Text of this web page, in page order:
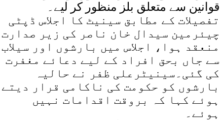
قوانین سے متعلق بلز منظور کر لیے۔
تفصیلات کے مطابق سینیٹ کا اجلاس ڈپٹی
چیئرمین سیدال خان ناصر کی زیر صدارت
منعقد ہوا، اجلاس میں بارشوں اور سیلاب
سے جاں بحق افراد کے لیے دعائے مغفرت
کی گئی۔سینیٹرعلی ظفر نے حالیہ
بارشوں کو حکومت کی ناکامی قرار دیتے
ہوئے کہا کہ بروقت اقدامات نہیں
ہوئے۔